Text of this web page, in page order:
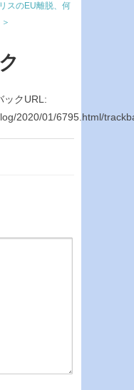
スのEU離脱、何
ックURL:
2020/01/6795.html/